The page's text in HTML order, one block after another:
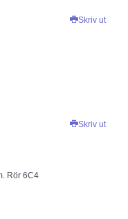
Skriv ut
Skriv ut
Rör 6C4